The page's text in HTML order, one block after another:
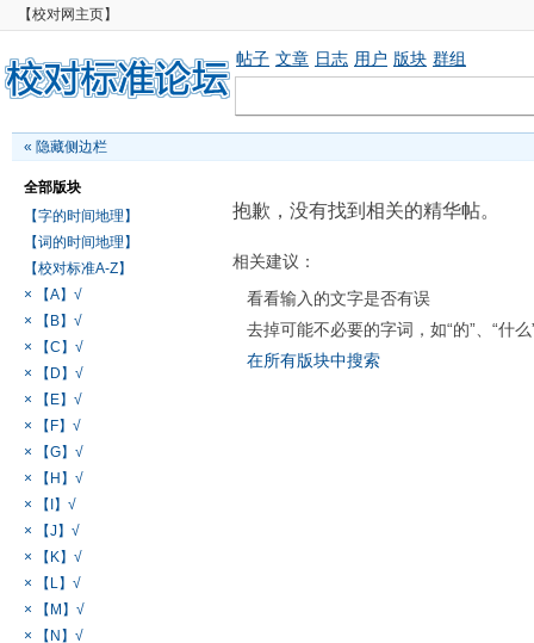
【校对网主页】
帖子 文章 日志 用户 版块 群组
« 隐藏侧边栏
全部版块
【字的时间地理】
【词的时间地理】
【校对标准A-Z】
× 【A】√
× 【B】√
× 【C】√
× 【D】√
× 【E】√
× 【F】√
× 【G】√
× 【H】√
× 【I】√
× 【J】√
× 【K】√
× 【L】√
× 【M】√
× 【N】√
抱歉，没有找到相关的精华帖。
相关建议：
看看输入的文字是否有误
去掉可能不必要的字词，如“的”、“什么
在所有版块中搜索